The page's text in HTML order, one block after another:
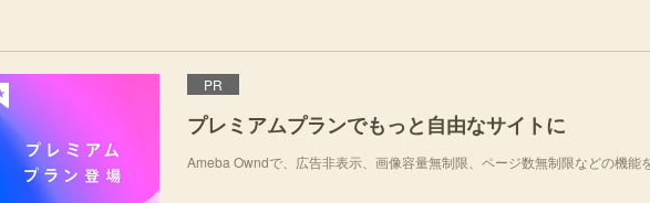
PR
プレミアムプランでもっと自由なサイトに
Ameba Owndで、広告非表示、画像容量無制限、ページ数無制限などの機能